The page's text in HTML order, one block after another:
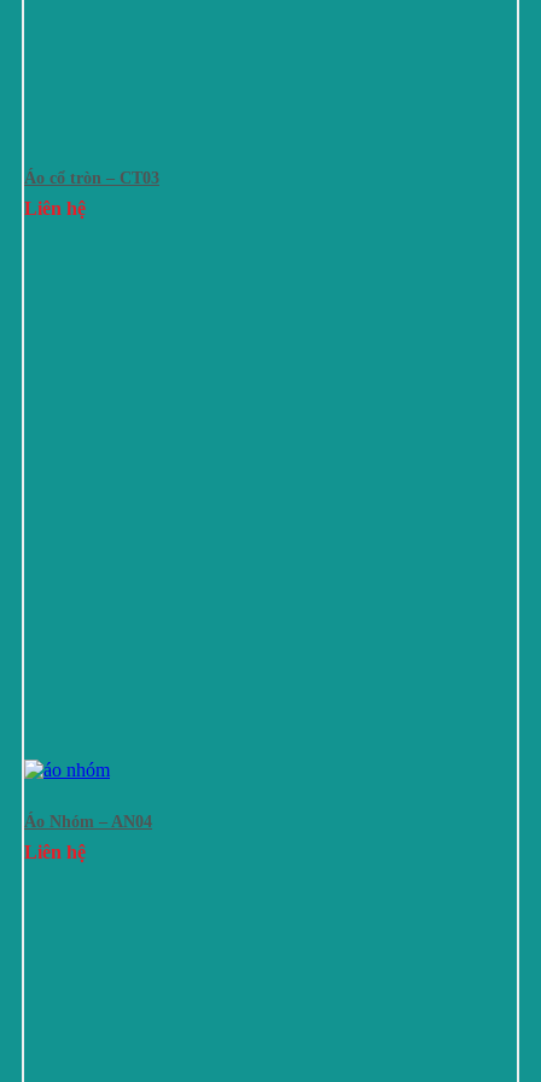
Áo cổ tròn – CT03
Liên hệ
Áo Nhóm – AN04
Liên hệ